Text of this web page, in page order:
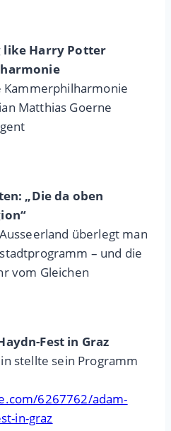
Harry Potter
Kammerphilharmonie
Matthias Goerne
„Die da oben
überlegt man
– und die
vom Gleichen
Fest in Graz
stellte sein Programm
6267762/adam-
in-graz